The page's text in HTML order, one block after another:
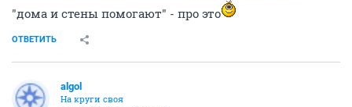
"дома и стены помогают" - про это
ОТВЕТИТЬ
algol
На круги своя